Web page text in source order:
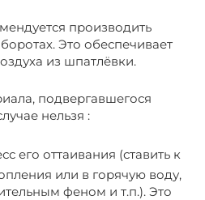
производить
Это обеспечивает
из шпатлёвки.
подвергавшегося
нельзя :
его оттаивания (ставить к
или в горячую воду,
феном и т.п.). Это